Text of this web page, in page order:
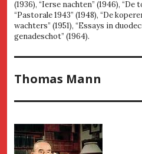
(1936), “Ierse nachten” (1946), “De
“Pastorale 1943” (1948), “De
wachters” (1951), “Essays in
genadeschot” (1964).
Thomas Mann